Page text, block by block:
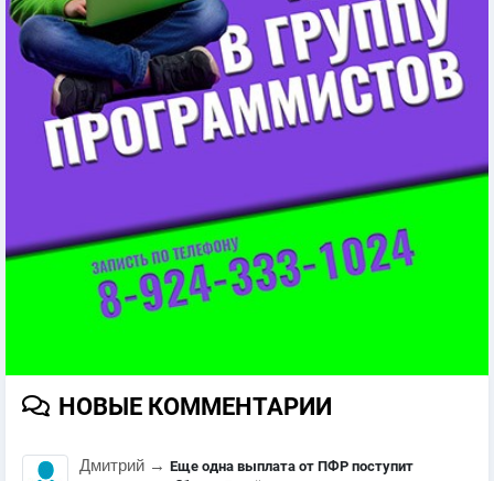
НОВЫЕ КОММЕНТАРИИ
Дмитрий → Еще одна выплата от ПФР поступит